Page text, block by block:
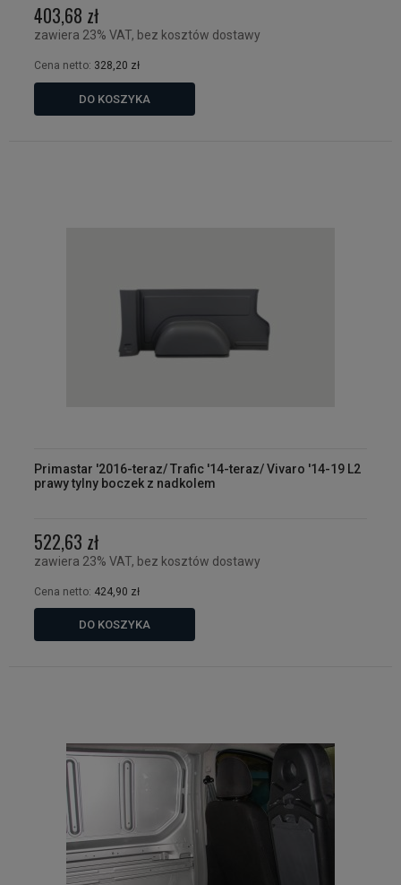
403,68 zł
zawiera 23% VAT, bez kosztów dostawy
Cena netto: 328,20 zł
DO KOSZYKA
Primastar '2016-teraz/ Trafic '14-teraz/ Vivaro '14-19 L2
prawy tylny boczek z nadkolem
522,63 zł
zawiera 23% VAT, bez kosztów dostawy
Cena netto: 424,90 zł
DO KOSZYKA